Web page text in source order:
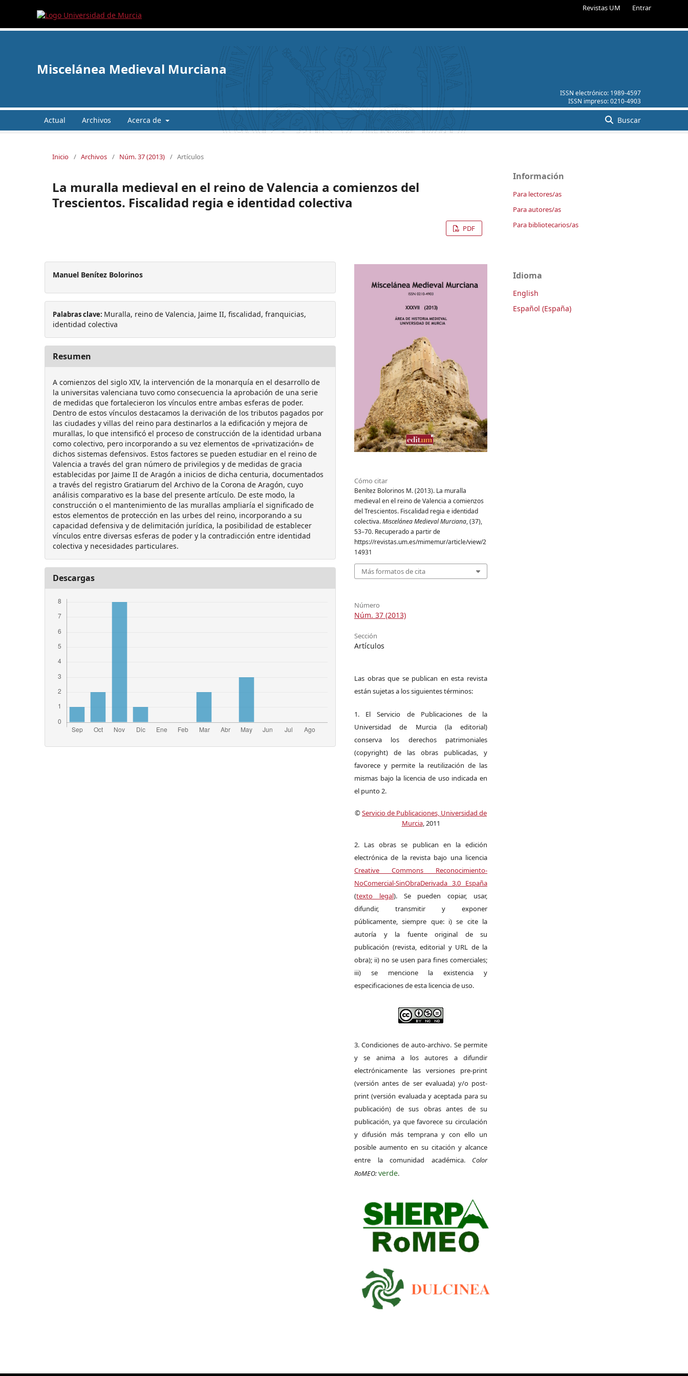
Revistas UM Entrar
ISSN electrónico: 1989-4597
ISSN impreso:0210-4903
Miscelánea Medieval Murciana
Actual Archivos Acerca de Buscar
Inicio / Archivos / Núm. 37 (2013) / Artículos
La muralla medieval en el reino de Valencia a comienzos del
Trescientos. Fiscalidad regia e identidad colectiva
PDF
Manuel Benítez Bolorinos
Palabras clave: Muralla, reino de Valencia, Jaime II, fiscalidad, franquicias,
identidad colectiva
Resumen
A comienzos del siglo XIV, la intervención de la monarquía en el desarrollo de
la universitas valenciana tuvo como consecuencia la aprobación de una serie
de medidas que fortalecieron los vínculos entre ambas esferas de poder.
Dentro de estos vínculos destacamos la derivación de los tributos pagados por
las ciudades y villas del reino para destinarlos a la edificación y mejora de
murallas, lo que intensificó el proceso de construcción de la identidad urbana
como colectivo, pero incorporando a su vez elementos de «privatización» de
dichos sistemas defensivos. Estos factores se pueden estudiar en el reino de
Valencia a través del gran número de privilegios y de medidas de gracia
establecidas por Jaime II de Aragón a inicios de dicha centuria, documentados
a través del registro Gratiarum del Archivo de la Corona de Aragón, cuyo
análisis comparativo es la base del presente artículo. De este modo, la
construcción o el mantenimiento de las murallas ampliaría el significado de
estos elementos de protección en las urbes del reino, incorporando a su
capacidad defensiva y de delimitación jurídica, la posibilidad de establecer
vínculos entre diversas esferas de poder y la contradicción entre identidad
colectiva y necesidades particulares.
Descargas
Cómo citar
Benítez Bolorinos M. (2013). La muralla
medieval en el reino de Valencia a comienzos
del Trescientos. Fiscalidad regia e identidad
colectiva.Miscelánea Medieval Murciana, (37),
53–70. Recuperado a partir de
https://revistas.um.es/mimemur/article/view/2
14931
Más formatos de cita
Número
Núm. 37 (2013)
Sección
Artículos
Las obras que se publican en esta revista
están sujetas a los siguientes términos:
1. El Servicio de Publicaciones de la
Universidad de Murcia (la editorial)
conserva los derechos patrimoniales
(copyright) de las obras publicadas, y
favorece y permite la reutilización de las
mismas bajo la licencia de uso indicada en
el punto 2.
©Servicio de Publicaciones, Universidad de
Murcia, 2011
2. Las obras se publican en la edición
electrónica de la revista bajo una licencia
Creative Commons Reconocimiento-
NoComercial-SinObraDerivada 3.0 España
(texto legal). Se pueden copiar, usar,
difundir, transmitir y exponer
públicamente, siempre que: i) se cite la
autoría y la fuente original de su
publicación (revista, editorial y URL de la
obra); ii) no se usen para fines comerciales;
iii) se mencione la existencia y
especificaciones de esta licencia de uso.
3. Condiciones de auto-archivo. Se permite
y se anima a los autores a difundir
electrónicamente las versiones pre-print
(versión antes de ser evaluada) y/o post-
print (versión evaluada y aceptada para su
publicación) de sus obras antes de su
publicación, ya que favorece su circulación
y difusión más temprana y con ello un
posible aumento en su citación y alcance
entre la comunidad académica. Color
RoMEO:verde.
Información
Para lectores/as
Para autores/as
Para bibliotecarios/as
Idioma
English
Español (España)